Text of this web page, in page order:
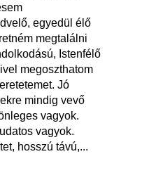
egyedül élő
megtalálni
Istenfélő
megoszthatom
Jó
mindig vevő
vagyok.
vagyok.
hosszú távú,...